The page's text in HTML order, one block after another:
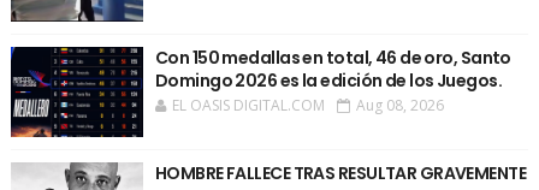
Con 150 medallas en total, 46 de oro, Santo
Domingo 2026 es la edición de los Juegos.
EL OASIS DIGITAL.COM Aug 08, 2026
HOMBRE FALLECE TRAS RESULTAR GRAVEMENTE